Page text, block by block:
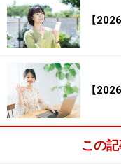
※記事内容は執筆時点
い。
【
【
この